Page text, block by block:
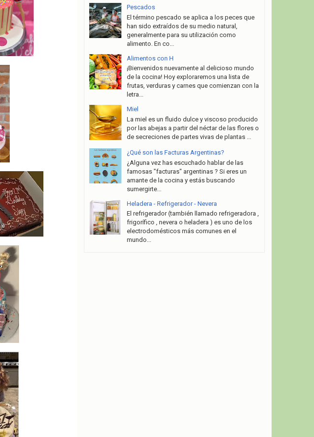
Pescados
El término pescado se aplica a los peces que
han sido extraídos de su medio natural,
generalmente para su utilización como
alimento. En co...
Alimentos con H
¡Bienvenidos nuevamente al delicioso mundo
de la cocina! Hoy exploraremos una lista de
frutas, verduras y carnes que comienzan con la
letra...
Miel
La miel es un fluido dulce y viscoso producido
por las abejas a partir del néctar de las flores o
de secreciones de partes vivas de plantas ...
¿Qué son las Facturas Argentinas?
¿Alguna vez has escuchado hablar de las
famosas "facturas" argentinas ? Si eres un
amante de la cocina y estás buscando
sumergirte...
Heladera - Refrigerador - Nevera
El refrigerador (también llamado refrigeradora ,
frigorífico , nevera o heladera ) es uno de los
electrodomésticos más comunes en el
mundo...